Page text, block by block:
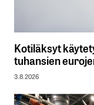
Kotiläksyt
tuhansien
3.8.2026